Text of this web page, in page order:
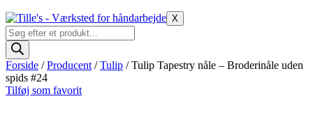
X
Products
search
Forside /Producent /Tulip / Tulip Tapestry nåle – Broderinåle uden
spids #24
Tilføj som favorit